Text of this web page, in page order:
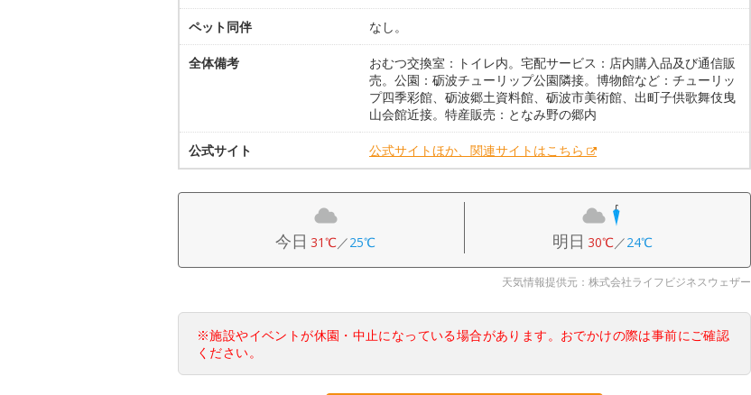
ペット同伴 なし。
全体備考
おむつ交換室：トイレ内。宅配サービス：店内購入品及び通信販
売。公園：砺波チューリップ公園隣接。博物館など：チューリッ
プ四季彩館、砺波郷土資料館、砺波市美術館、出町子供歌舞伎曳
山会館近接。特産販売：となみ野の郷内
公式サイト 公式サイトほか、関連サイトはこちら
今日 31℃／25℃ 明日 30℃／24℃
天気情報提供元：株式会社ライフビジネスウェザー
※施設やイベントが休園・中止になっている場合があります。おでかけの際は事前にご確認
ください。